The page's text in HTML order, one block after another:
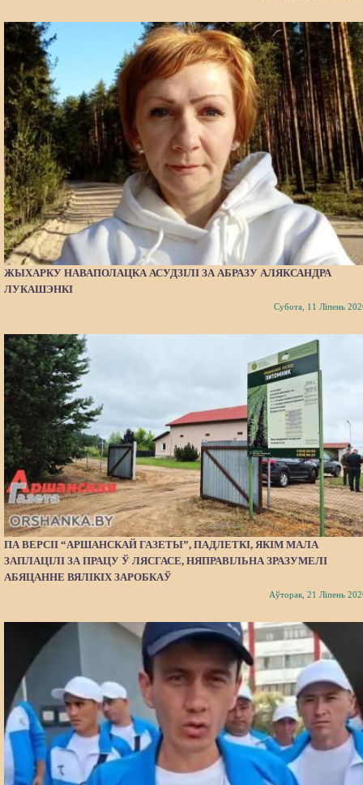
ЖЫХАРКУ НАВАПОЛАЦКА АСУДЗІЛІ ЗА АБРАЗУ АЛЯКСАНДРА
ЛУКАШЭНКІ
Субота, 11 Ліпень
ПА ВЕРСІІ “АРШАНСКАЙ ГАЗЕТЫ”, ПАДЛЕТКІ, ЯКІМ МАЛА
ЗАПЛАЦІЛІ ЗА ПРАЦУ Ў ЛЯСГАСЕ, НЯПРАВІЛЬНА ЗРАЗУМЕЛІ
АБЯЦАННЕ ВЯЛІКІХ ЗАРОБКАЎ
Аўторак, 21 Ліпень